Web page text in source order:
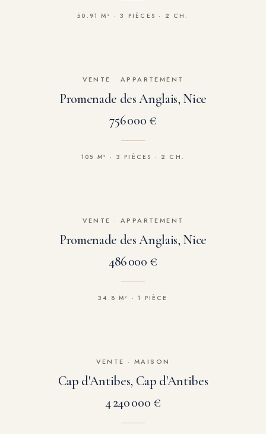
50.91 M² · 3 PIÈCES · 2 CH.
VENTE · APPARTEMENT
Promenade des Anglais, Nice
756 000 €
105 M² · 3 PIÈCES · 2 CH.
VENTE · APPARTEMENT
Promenade des Anglais, Nice
486 000 €
34.8 M² · 1 PIÈCE
VENTE · MAISON
Cap d'Antibes, Cap d'Antibes
4 240 000 €